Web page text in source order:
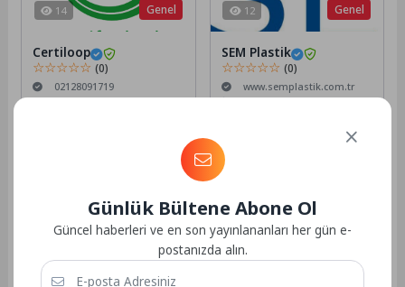
Genel
14
Certiloop
☆☆☆☆☆(0)
02128091719
Genel
12
SEM Plastik
☆☆☆☆☆ (0)
www.semplastik.com.tr
Detaylar
1
Günlük Bültene Abone Ol
Güncel haberleri ve en son yayınlananları her gün e-
postanızda alın.